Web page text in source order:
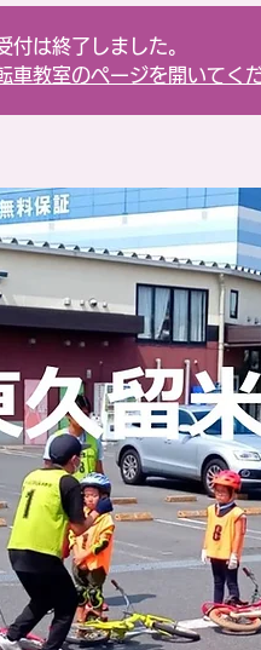
付は終了しました。
車教室のページを開いてく